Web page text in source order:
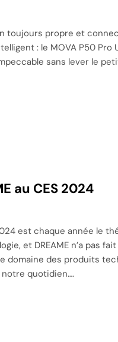
toujours propre et
: le MOVA P50 Pro
sans lever le
au CES 2024
est chaque année le
et DREAME n’a pas
domaine des produits
quotidien….